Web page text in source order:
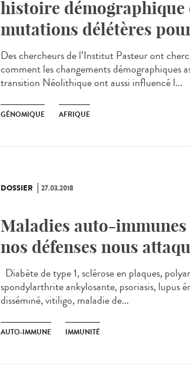
histoire démographique
mutations délétères
Des chercheurs de l’Institut Pasteur ont
comment les changements démographiques
transition Néolithique ont aussi influencé l...
GÉNOMIQUE AFRIQUE
DOSSIER 27.03.2018
Maladies auto-
nos défenses nous
Diabète de type 1, sclérose en plaques,
spondylarthrite ankylosante, psoriasis, lupus
disséminé, vitiligo, maladie de...
AUTO-IMMUNE IMMUNITÉ